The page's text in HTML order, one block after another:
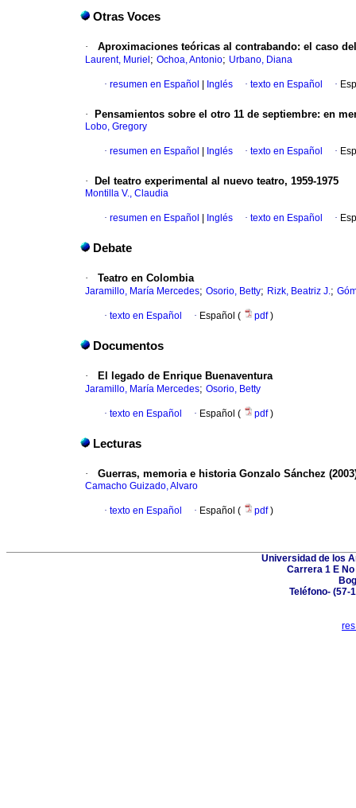
Otras Voces
· Aproximaciones teóricas al contrabando: el caso
Laurent, Muriel ; Ochoa, Antonio; Urbano, Diana
· resumen en Español Inglés · texto en Español ·
· Pensamientos sobre el otro 11 de septiembre: en
Lobo, Gregory
· resumen en Español Inglés · texto en Español ·
· Del teatro experimental al nuevo teatro, 1959-1975
Montilla V., Claudia
· resumen en Español Inglés · texto en Español ·
Debate
· Teatro en Colombia
Jaramillo, María Mercedes; Osorio, Betty; Rizk, Beatriz J.;
· texto en Español · Español ( pdf)
Documentos
· El legado de Enrique Buenaventura
Jaramillo, María Mercedes; Osorio, Betty
· texto en Español · Español ( pdf)
Lecturas
· Guerras, memoria e historia Gonzalo Sánchez
Camacho Guizado, Alvaro
· texto en Español · Español ( pdf)
Universidad de los
Carrera 1 E
Teléfono- (57-